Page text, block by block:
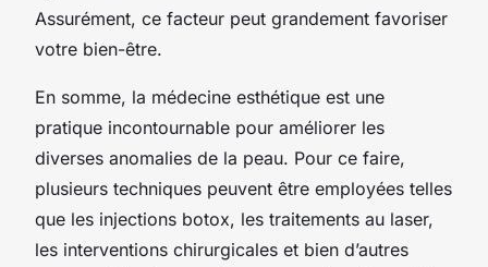
Assurément, ce facteur peut grandement favoriser
votre bien-être.
En somme, la médecine esthétique est une
pratique incontournable pour améliorer les
diverses anomalies de la peau. Pour ce faire,
plusieurs techniques peuvent être employées telles
que les injections botox, les traitements au laser,
les interventions chirurgicales et bien d’autres